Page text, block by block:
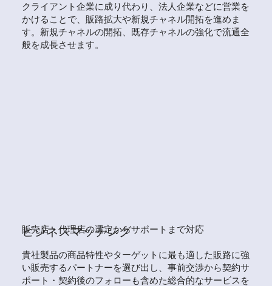
クライアント企業に成り代わり、法人企業などに営業を
かけることで、販路拡大や新規チャネル開拓を進めま
す。新規チャネルの開拓、既存チャネルの強化で流通全
般を成長させます。
ビジネスマッチング
販売店・代理店の選定からサポートまで対応
貴社製品の商品特性やターゲットに最も適した販路に強
い販売するパートナーを選び出し、事前交渉から契約サ
ポート・契約後のフォローも含めた総合的なサービスを